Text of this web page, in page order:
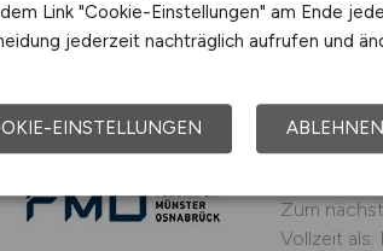
Kommen
Tätigkeit
Zum
Vollzeit als:
Link "Cookie-Einstellungen" am Ende
jederzeit nachträglich aufrufen und
EINSTELLUNGEN ABLEHNEN